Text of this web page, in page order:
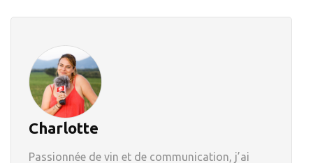
Charlotte
Passionnée de vin et de communication, j’ai